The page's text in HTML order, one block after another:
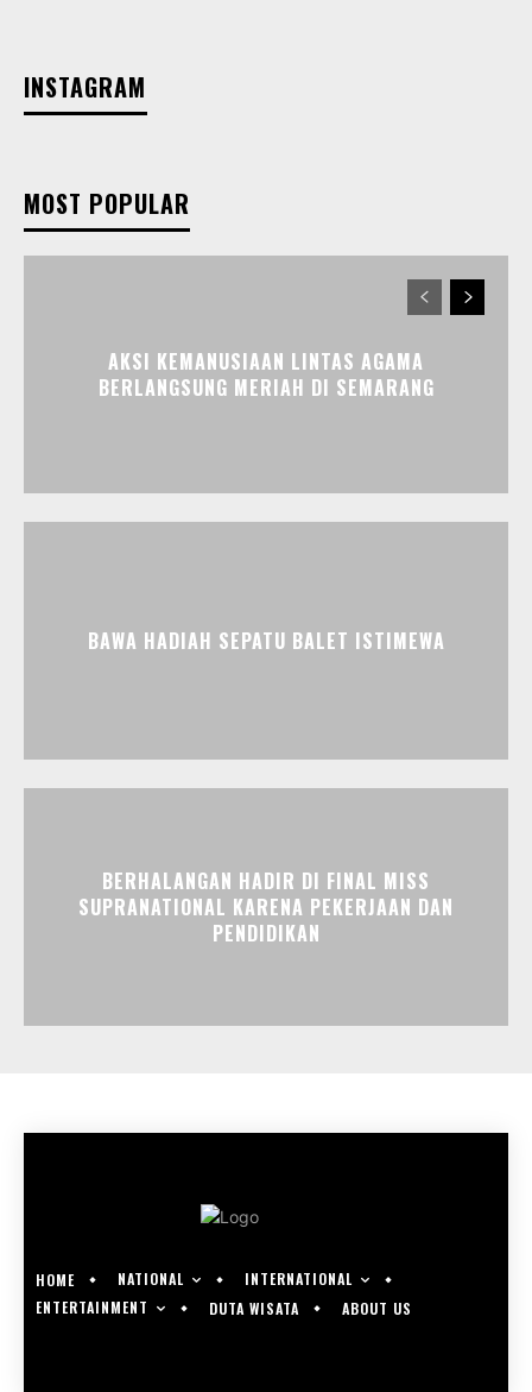
INSTAGRAM
MOST POPULAR
AKSI KEMANUSIAAN LINTAS AGAMA
BERLANGSUNG MERIAH DI SEMARANG
BAWA HADIAH SEPATU BALET ISTIMEWA
BERHALANGAN HADIR DI FINAL MISS
SUPRANATIONAL KARENA PEKERJAAN DAN
PENDIDIKAN
HOME NATIONAL
INTERNATIONAL
ENTERTAINMENT
DUTA WISATA ABOUT US